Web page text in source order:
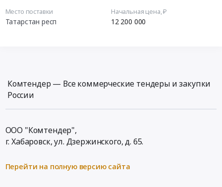
Место поставки
Татарстан респ
Начальная цена, ₽
12 200 000
Комтендер — Все коммерческие тендеры и закупки
России
ООО "Комтендер",
г. Хабаровск,ул. Дзержинского, д. 65.
Перейти на полную версию сайта